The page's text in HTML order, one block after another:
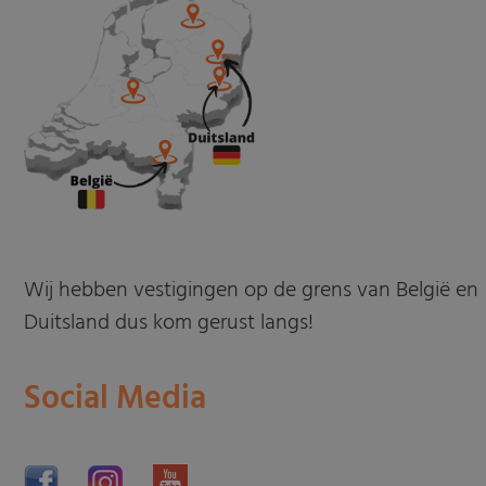
Wij hebben vestigingen op de grens van België en
Duitsland dus kom gerust langs!
Social Media